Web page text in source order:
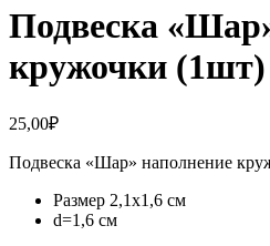
Подвеска
кружочки (1шт)
25,00₽
Подвеска «Шар» наполнение
Размер 2,1х1,6 см
d=1,6 см